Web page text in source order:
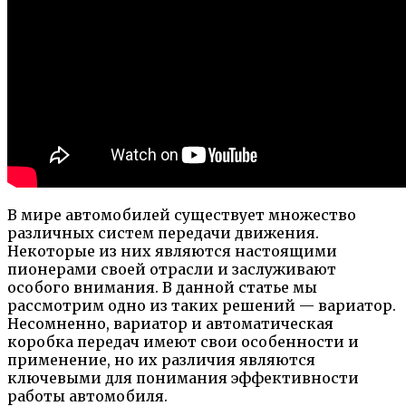
В мире автомобилей существует множество
различных систем передачи движения.
Некоторые из них являются настоящими
пионерами своей отрасли и заслуживают
особого внимания. В данной статье мы
рассмотрим одно из таких решений — вариатор.
Несомненно, вариатор и автоматическая
коробка передач имеют свои особенности и
применение, но их различия являются
ключевыми для понимания эффективности
работы автомобиля.